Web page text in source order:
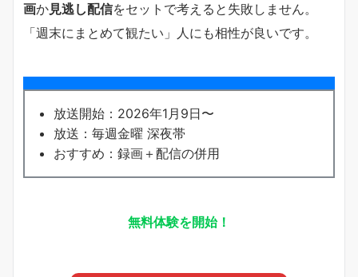
画か見逃し配信をセットで考えると失敗しません。
「週末にまとめて観たい」人にも相性が良いです。
放送開始：2026年1月9日〜
放送：毎週金曜 深夜帯
おすすめ：録画＋配信の併用
無料体験を開始！